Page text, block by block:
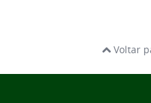
Voltar